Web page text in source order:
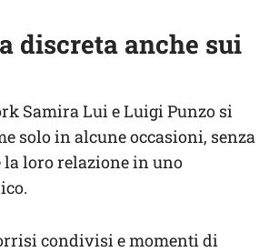
discreta anche sui
Samira Lui e Luigi Punzo si
solo in alcune occasioni, senza
loro relazione in uno
condivisi e momenti di